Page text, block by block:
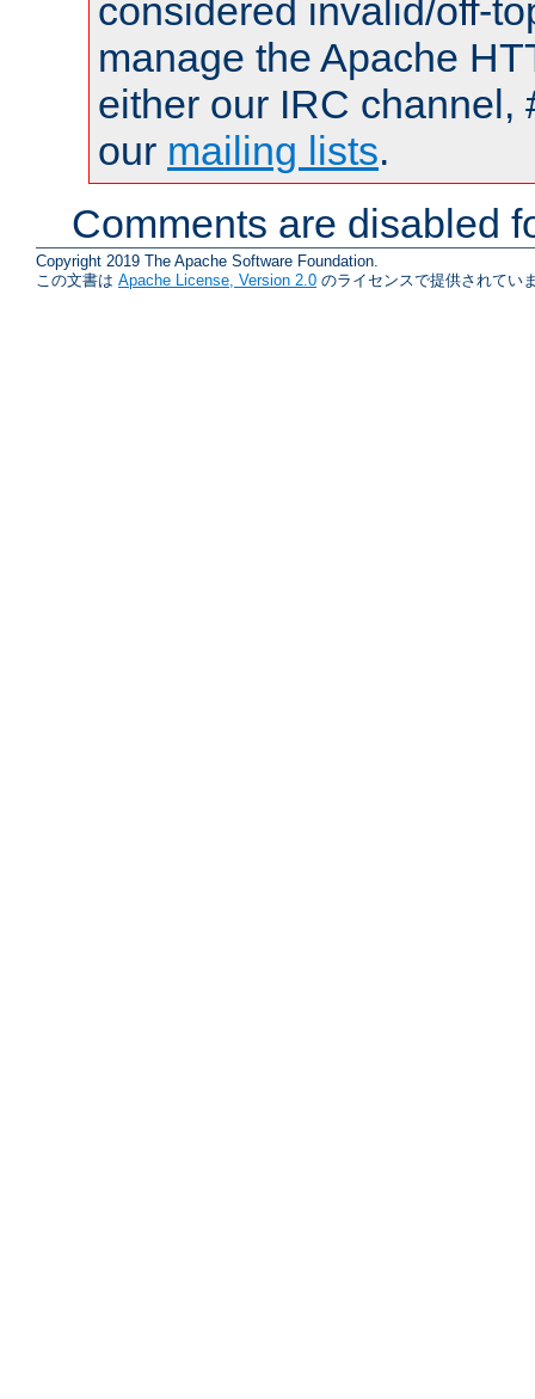
considered invalid/off-
manage the Apache
either our IRC channel,
our mailing lists.
Comments are disabled
Copyright 2019 The Apache Software Foundation.
この文書は Apache License, Version 2.0 のライセンスで提供されてい